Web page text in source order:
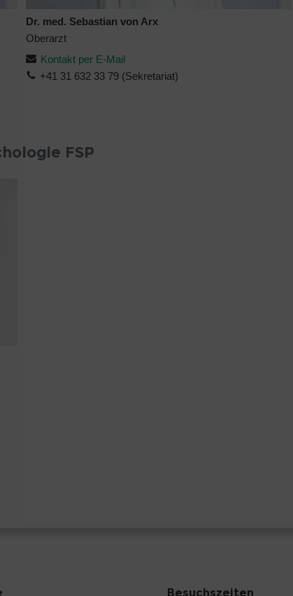
Dr. med. Sebastian von Arx
Oberarzt
Kontakt per E-Mail
+41 31 632 33 79 (Sekretariat)
FSP
Besuchszeiten